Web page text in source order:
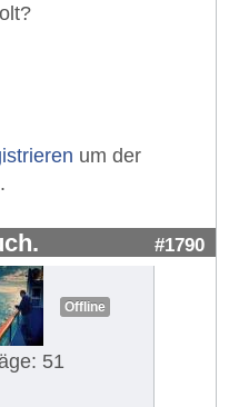
um der
#1790
Offline
51